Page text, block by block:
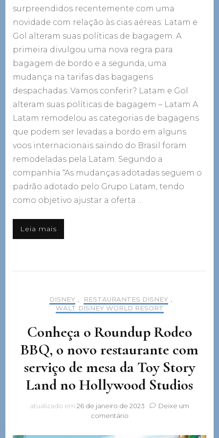
surpreendidos recentemente com uma
novidade com relação às cias aéreas: Latam e
Gol alteram suas políticas de bagagem. A
primeira divulgou uma nova regra para
bagagem de bordo e a segunda, uma
mudança na tarifas das bagagens
despachadas. Vamos conferir? Latam e Gol
alteram suas políticas de bagagem – Latam A
Latam remodelou as categorias de bagagens
que podem ser levadas a bordo em alguns
voos internacionais saindo do Brasil foram
remodeladas pela Latam. Segundo a
companhia “As mudanças adotadas seguem o
padrão adotado pelo Grupo Latam, tendo
como objetivo ajustar a oferta …
Leia mais
DISNEY , RESTAURANTES DISNEY ,
WALT DISNEY WORLD RESORT
Conheça o Roundup Rodeo
BBQ, o novo restaurante com
serviço de mesa da Toy Story
Land no Hollywood Studios
atualizado em 26 de janeiro de 2023
Deixe um
comentárioem